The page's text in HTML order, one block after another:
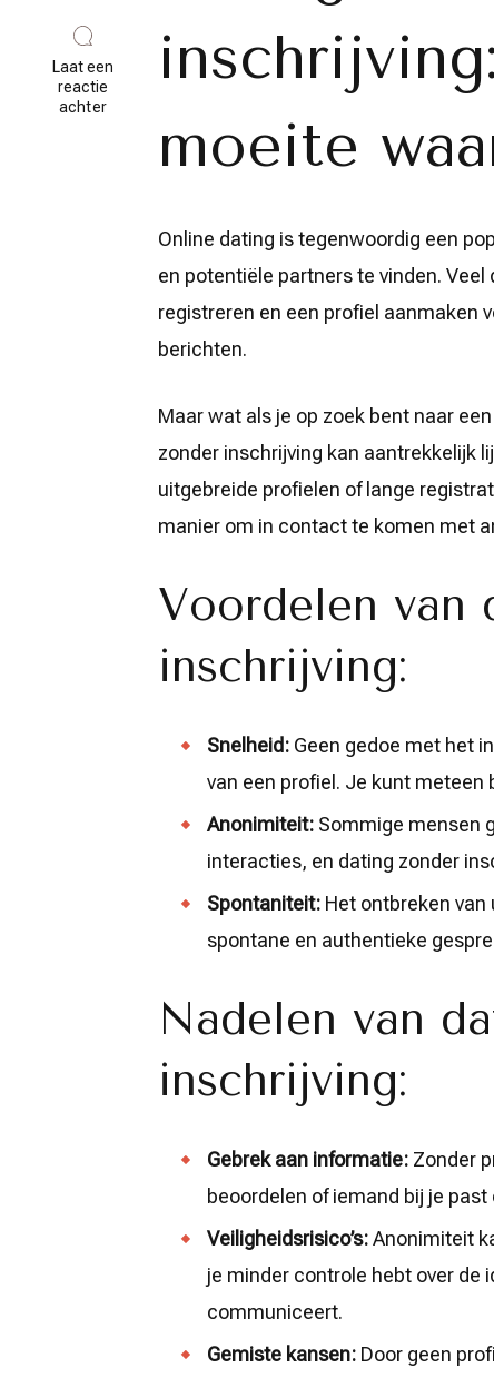
Laat een
reactie
achterop
inschrijving:
moeite
Online dating is tegenwoordig een
en potentiële partners te vinden.
registreren en een profiel aanmaken
berichten.
Maar wat als je op zoek bent naar
zonder inschrijving kan aantrekkelijk
uitgebreide profielen of lange
manier om in contact te komen met
Voordelen van
inschrijving:
Snelheid: Geen gedoe met het
van een profiel. Je kunt
Anonimiteit: Sommige mensen
interacties, en dating zonder
Spontaniteit: Het ontbreken
spontane en authentieke
Nadelen van
inschrijving:
Gebrek aan informatie: Zonder
beoordelen of iemand bij je
Veiligheidsrisico’s:Anonimiteit
je minder controle hebt over de
communiceert.
Gemiste kansen: Door geen